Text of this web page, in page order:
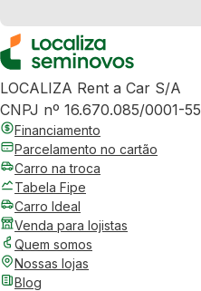
LOCALIZA Rent a Car S/A
CNPJ nº 16.670.085/0001-55
Financiamento
Parcelamento no cartão
Carro na troca
Tabela Fipe
Carro Ideal
Venda para lojistas
Quem somos
Nossas lojas
Blog